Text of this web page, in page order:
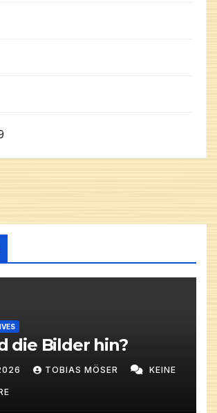
die Bilder hin?
TOBIAS MÖSER KEINE